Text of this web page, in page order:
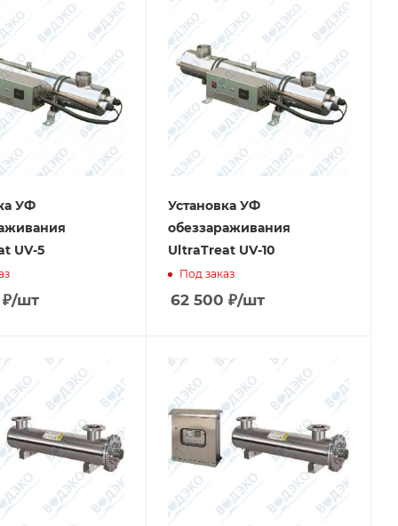
УФ
UV-5
₽/шт
Установка УФ
обеззараживания
UltraTreat UV-10
Под заказ
62 500 ₽/шт